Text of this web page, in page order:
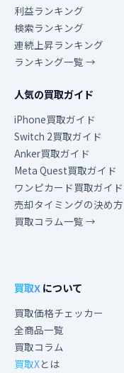
利益ランキング
検索ランキング
連続上昇ランキング
ランキング一覧 →
人気の買取ガイド
iPhone買取ガイド
Switch 2買取ガイド
Anker買取ガイド
Meta Quest買取ガイド
ワンピカード買取ガイド
売却タイミングの決め方
買取コラム一覧 →
買取Xについて
買取価格チェッカー
全商品一覧
買取コラム
買取Xとは